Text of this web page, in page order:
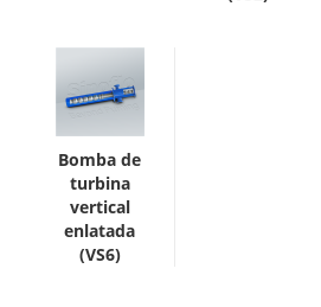
Bomba de
turbina
vertical
enlatada
(VS6)